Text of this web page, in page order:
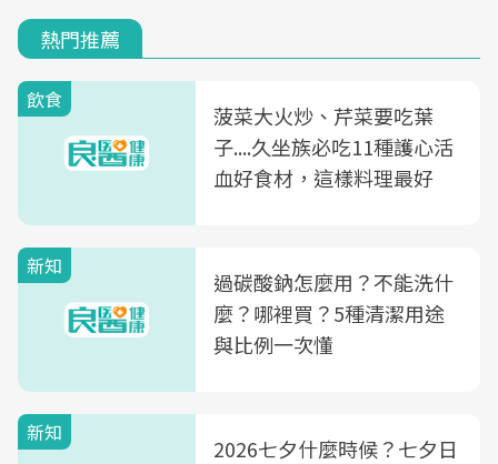
熱門推薦
飲食
菠菜大火炒、芹菜要吃葉
子....久坐族必吃11種護心活
血好食材，這樣料理最好
新知
過碳酸鈉怎麼用？不能洗什
麼？哪裡買？5種清潔用途
與比例一次懂
新知
2026七夕什麼時候？七夕日